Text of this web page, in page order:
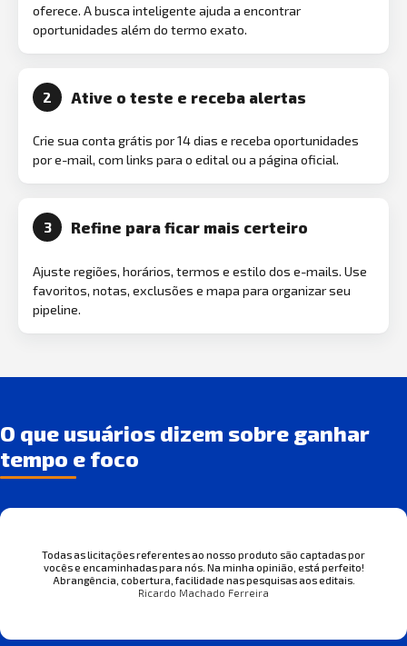
oferece. A busca inteligente ajuda a encontrar
oportunidades além do termo exato.
2 Ative o teste e receba alertas
Crie sua conta grátis por 14 dias e receba oportunidades
por e-mail, com links para o edital ou a página oficial.
3 Refine para ficar mais certeiro
Ajuste regiões, horários, termos e estilo dos e-mails. Use
favoritos, notas, exclusões e mapa para organizar seu
pipeline.
O que usuários dizem sobre ganhar
tempo e foco
Todas as licitações referentes ao nosso produto são captadas por
vocês e encaminhadas para nós. Na minha opinião, está perfeito!
Abrangência, cobertura, facilidade nas pesquisas aos editais.
Ricardo Machado Ferreira